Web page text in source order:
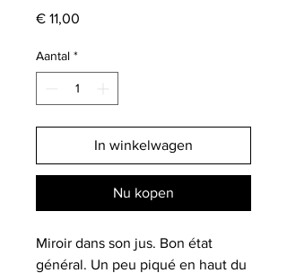
€ 11,00
Aantal *
In winkelwagen
Nu kopen
Miroir dans son jus. Bon état
général. Un peu piqué en haut du